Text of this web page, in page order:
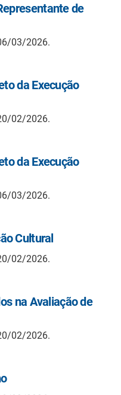
de
03/2026.
da Execução
02/2026.
da Execução
03/2026.
Cultural
02/2026.
na Avaliação de
02/2026.